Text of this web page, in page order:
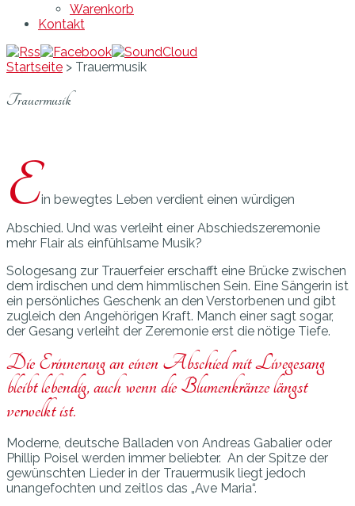
Warenkorb
Kontakt
Startseite > Trauermusik
Trauermusik
Ein bewegtes Leben verdient einen würdigen
Abschied. Und was verleiht einer Abschiedszeremonie
mehr Flair als einfühlsame Musik?
Sologesang zur Trauerfeier erschafft eine Brücke zwischen
dem irdischen und dem himmlischen Sein. Eine Sängerin ist
ein persönliches Geschenk an den Verstorbenen und gibt
zugleich den Angehörigen Kraft. Manch einer sagt sogar,
der Gesang verleiht der Zeremonie erst die nötige Tiefe.
Die Erinnerung an einen Abschied mit Livegesang
bleibt lebendig, auch wenn die Blumenkränze längst
verwelkt ist.
Moderne, deutsche Balladen von Andreas Gabalier oder
Phillip Poisel werden immer beliebter. An der Spitze der
gewünschten Lieder in der Trauermusik liegt jedoch
unangefochten und zeitlos das „Ave Maria“.